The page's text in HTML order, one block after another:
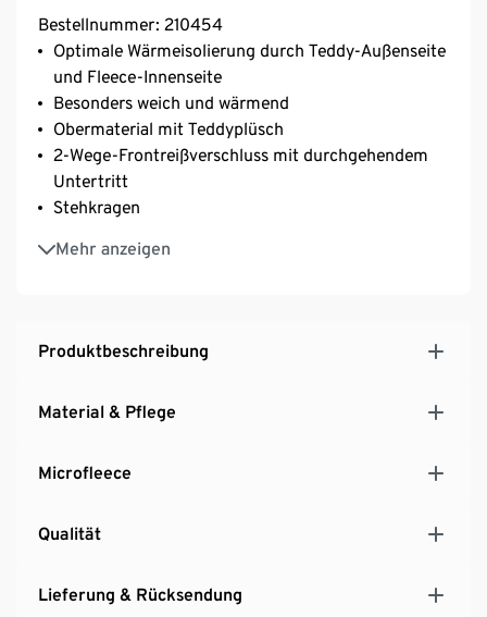
Bestellnummer: 210454
Optimale Wärmeisolierung durch Teddy-Außenseite
und Fleece-Innenseite
Besonders weich und wärmend
Obermaterial mit Teddyplüsch
2-Wege-Frontreißverschluss mit durchgehendem
Untertritt
Stehkragen
Mehr anzeigen
Raglanärmel mit Daumenloch
2 Reißverschluss-Eingrifftaschen
Produktbeschreibung
Material & Pflege
Microfleece
Qualität
Lieferung & Rücksendung